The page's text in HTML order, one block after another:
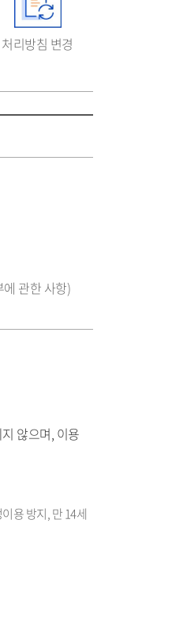
처리방침 변경
관한 사항)
않으며, 이용
용 방지, 만 14세